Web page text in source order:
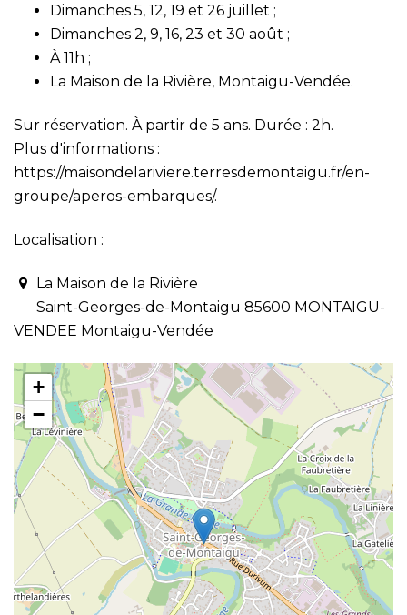
Dimanches 5, 12, 19 et 26 juillet ;
Dimanches 2, 9, 16, 23 et 30 août ;
À 11h ;
La Maison de la Rivière, Montaigu-Vendée.
Sur réservation. À partir de 5 ans. Durée : 2h.
Plus d'informations :
https://maisondelariviere.terresdemontaigu.fr/en-
groupe/aperos-embarques/.
Localisation :
La Maison de la Rivière
Saint-Georges-de-Montaigu 85600 MONTAIGU-
VENDEE Montaigu-Vendée
+
−